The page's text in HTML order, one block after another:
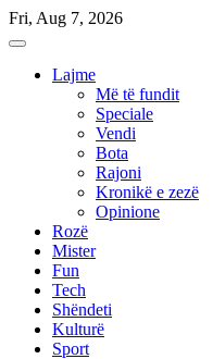
Skip
to
Fri, Aug 7, 2026
Lajme
Më të fundit
Speciale
Vendi
Bota
Rajoni
Kronikë e zezë
Opinione
Rozë
Mister
Fun
Tech
Shëndeti
Kulturë
Sport